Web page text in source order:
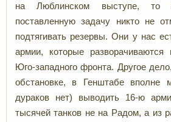
на Люблинском выступе,
поставленную задачу никто не
подтягивать резервы. Они у нас
армии, которые
Юго-западного фронта. Другое
обстановке, в Генштабе вполне
дураков нет) выводить 16-ю
тысячей танков не на Радом, а из